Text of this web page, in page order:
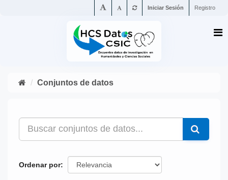
Iniciar Sesión Registro
Conjuntos de datos
Ordenar por